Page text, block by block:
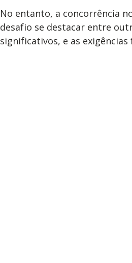
No entanto, a concorrência
desafio se destacar entre
significativos, e as